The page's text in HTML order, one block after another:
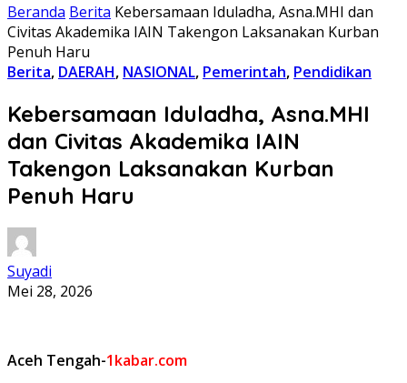
Beranda Berita Kebersamaan Iduladha, Asna.MHI dan
Civitas Akademika IAIN Takengon Laksanakan Kurban
Penuh Haru
Berita, DAERAH, NASIONAL, Pemerintah, Pendidikan
Kebersamaan Iduladha, Asna.MHI
dan Civitas Akademika IAIN
Takengon Laksanakan Kurban
Penuh Haru
Suyadi
Mei 28, 2026
Aceh Tengah-1kabar.com